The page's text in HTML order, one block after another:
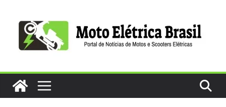
conteúdo